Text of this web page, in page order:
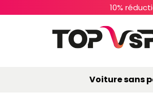
10%
Voiture sans